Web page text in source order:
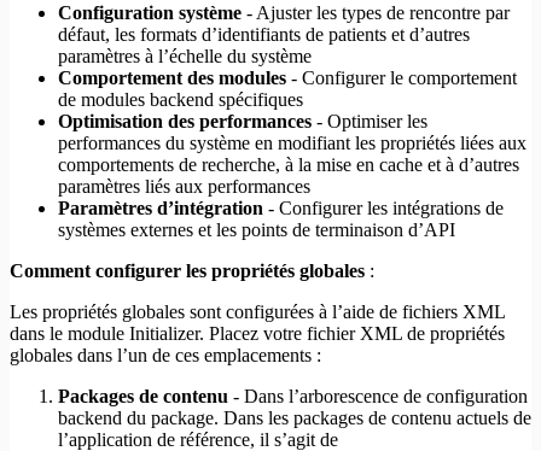
Configuration système - Ajuster les types de rencontre par
défaut, les formats d’identifiants de patients et d’autres
paramètres à l’échelle du système
Comportement des modules - Configurer le comportement
de modules backend spécifiques
Optimisation des performances - Optimiser les
performances du système en modifiant les propriétés liées aux
comportements de recherche, à la mise en cache et à d’autres
paramètres liés aux performances
Paramètres d’intégration - Configurer les intégrations de
systèmes externes et les points de terminaison d’API
Comment configurer les propriétés globales :
Les propriétés globales sont configurées à l’aide de fichiers XML
dans le module Initializer. Placez votre fichier XML de propriétés
globales dans l’un de ces emplacements :
Packages de contenu - Dans l’arborescence de configuration
backend du package. Dans les packages de contenu actuels de
l’application de référence, il s’agit de